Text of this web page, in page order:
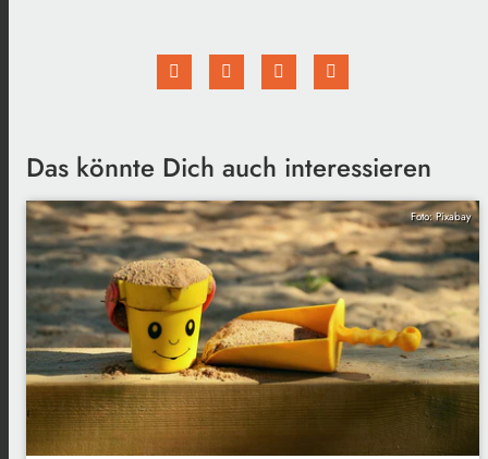
Das könnte Dich auch interessieren
Foto: Pixabay